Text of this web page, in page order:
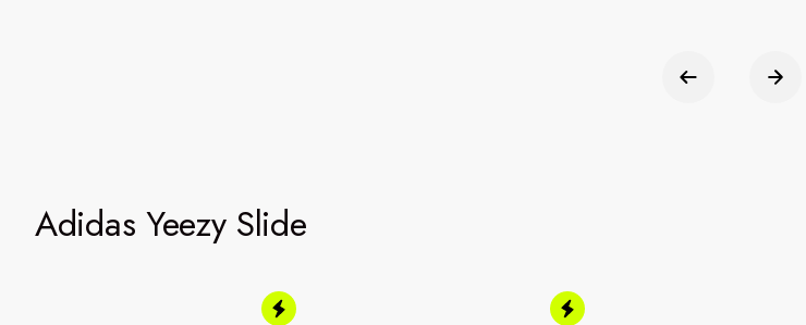
Adidas Yeezy Slide